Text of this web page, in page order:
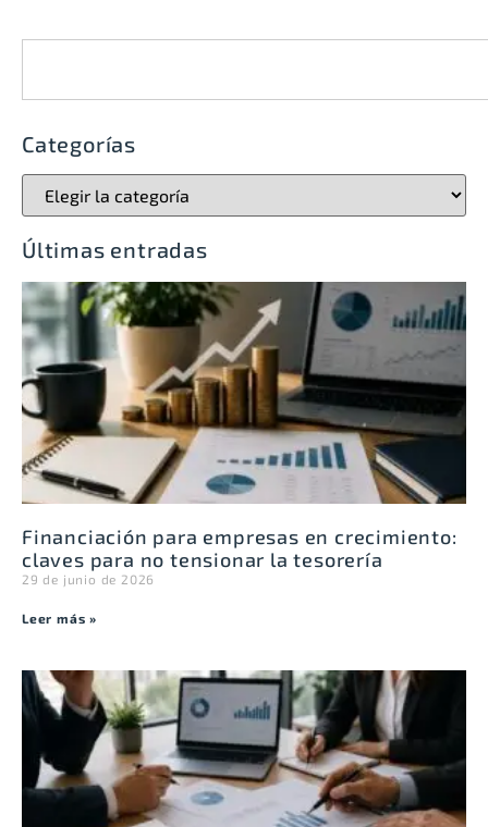
Categorías
Últimas entradas
Financiación para empresas en crecimiento:
claves para no tensionar la tesorería
29 de junio de 2026
Leer más »